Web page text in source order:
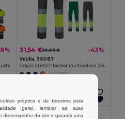
31,54 €55,69 € -43%
Velilla 36087
+1 CORES
próprios e de terceiros para
geral, lembrar as suas
desempenho do site e garantir uma